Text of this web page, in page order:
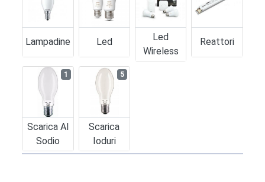
Lampadine Led
Led
Wireless
Reattori
Scarica Al
Sodio
1
Scarica
Ioduri
5